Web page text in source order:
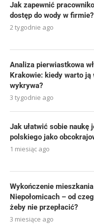
Jak zapewnić
dostęp do wody w firmie?
2 tygodnie ago
Analiza pierwiastkowa
Krakowie: kiedy warto ją
wykrywa?
3 tygodnie ago
Jak ułatwić sobie naukę
polskiego jako
1 miesiąc ago
Wykończenie
Niepołomicach – od
żeby nie przepłacić?
3 miesiące ago